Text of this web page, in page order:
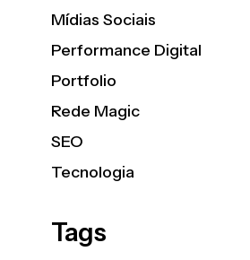
Mídias Sociais
Performance Digital
Portfolio
Rede Magic
SEO
Tecnologia
Tags